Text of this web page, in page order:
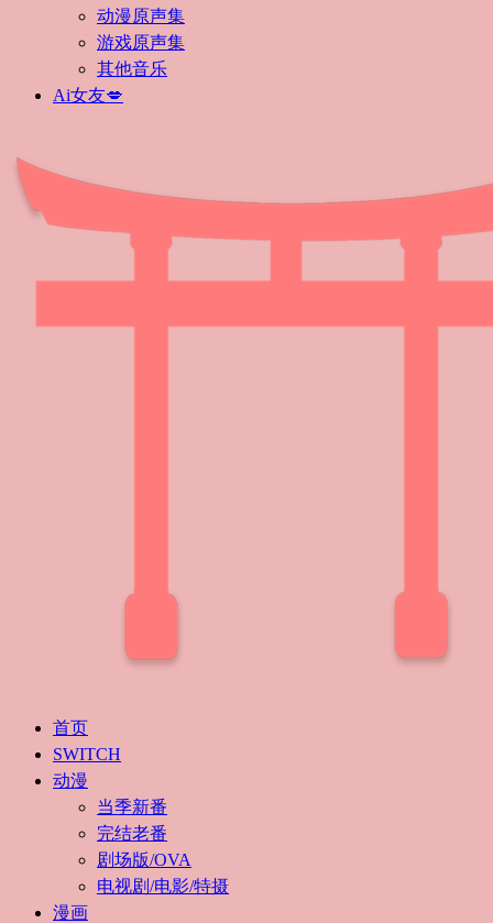
动漫原声集
游戏原声集
其他音乐
Ai女友💋
首页
SWITCH
动漫
当季新番
完结老番
剧场版/OVA
电视剧/电影/特摄
漫画